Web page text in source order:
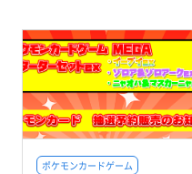
ポケモンカードゲーム